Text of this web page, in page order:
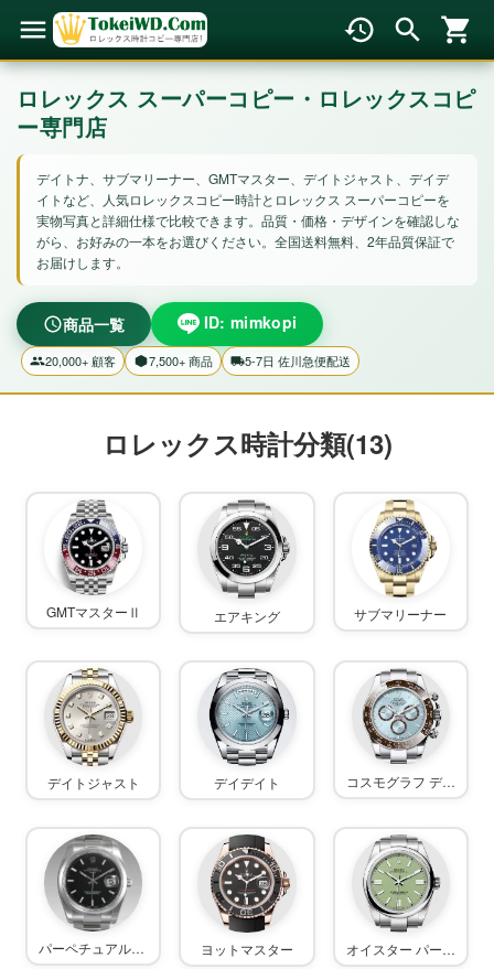
ロレックス スーパーコピー・ロレックスコピ
ー専門店
デイトナ、サブマリーナー、GMTマスター、デイトジャスト、デイデ
イトなど、人気ロレックスコピー時計とロレックス スーパーコピーを
実物写真と詳細仕様で比較できます。品質・価格・デザインを確認しな
がら、お好みの一本をお選びください。全国送料無料、2年品質保証で
お届けします。
商品一覧 ID: mimkopi
20,000+ 顧客 7,500+ 商品 5-7日 佐川急便配送
ロレックス時計分類(13)
GMTマスターⅡ エアキング サブマリーナー
デイトジャスト デイデイト コスモグラフ デイトナ
パーペチュアルデイト ヨットマスター オイスター パーペチュアル